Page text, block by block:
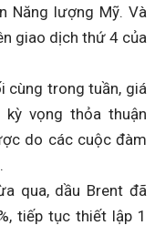
Năng lượng Mỹ. Và
giao dịch thứ 4 của
cùng trong tuần, giá
vọng thỏa thuận
do các cuộc đàm
qua, dầu Brent đã
tiếp tục thiết lập 1